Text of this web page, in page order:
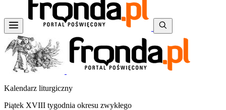
Kalendarz liturgiczny
Piątek XVIII tygodnia okresu zwykłego